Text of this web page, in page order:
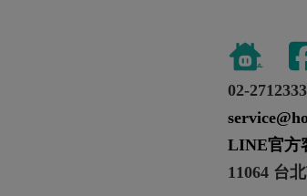
02-
LINE官方
11064 台